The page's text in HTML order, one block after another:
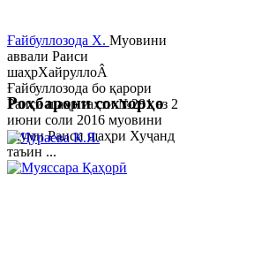
Ғайбуллозода Х. Муовини
аввали Раиси
шаҳрХайруллоÂ
Ғайбуллозода бо қарори
Раиси шаҳр таҳти №281 аз 2
июни соли 2016 муовини
якуми Раиси шаҳри Хуҷанд
таъин ...
Роҳбарони сохторҳо